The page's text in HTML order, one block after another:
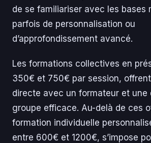
de se familiariser avec les bases
parfois de personnalisation ou
d’approfondissement avancé.
Les formations collectives en
350€ et 750€ par session,
directe avec un formateur et une
groupe efficace. Au-delà de ces
formation individuelle
entre 600€ et 1200€, s’impose